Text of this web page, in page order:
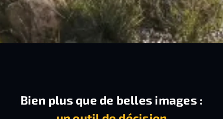
Bien plus que de belles images :